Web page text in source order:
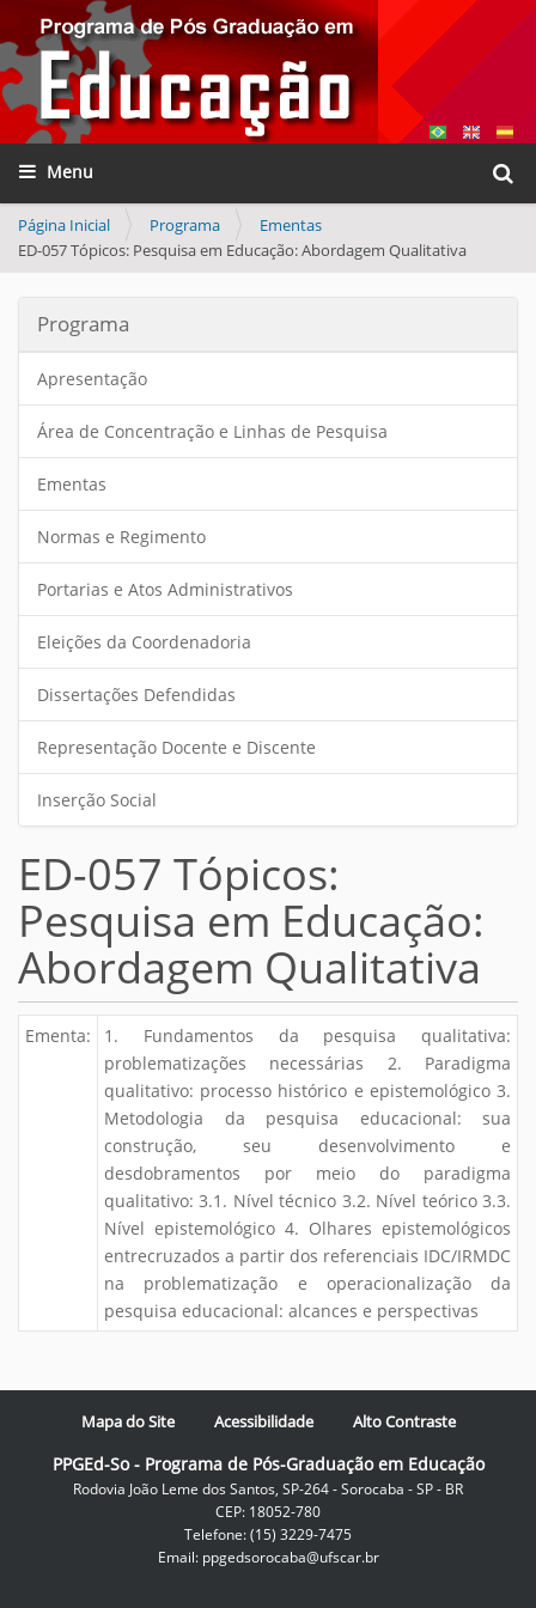
Busca
Toggle navigation
Página Inicial Programa
Ementas
ED-057 Tópicos: Pesquisa em Educação: Abordagem Qualitativa
Programa
Apresentação
Área de Concentração e Linhas de Pesquisa
Ementas
Normas e Regimento
Portarias e Atos Administrativos
Eleições da Coordenadoria
Dissertações Defendidas
Representação Docente e Discente
Inserção Social
ED-057 Tópicos:
Pesquisa em Educação:
Abordagem Qualitativa
Ementa:
1. Fundamentos da pesquisa qualitativa:
problematizações necessárias 2. Paradigma
qualitativo: processo histórico e epistemológico 3.
Metodologia da pesquisa educacional: sua
construção, seu desenvolvimento e
desdobramentos por meio do paradigma
qualitativo: 3.1. Nível técnico 3.2. Nível teórico 3.3.
Nível epistemológico 4. Olhares epistemológicos
entrecruzados a partir dos referenciais IDC/IRMDC
na problematização e operacionalização da
pesquisa educacional: alcances e perspectivas
Mapa do Site Acessibilidade Alto Contraste
PPGEd-So - Programa de Pós-Graduação em Educação
Rodovia João Leme dos Santos, SP-264 - Sorocaba - SP - BR
CEP: 18052-780
Telefone: (15) 3229-7475
Email: ppgedsorocaba@ufscar.br